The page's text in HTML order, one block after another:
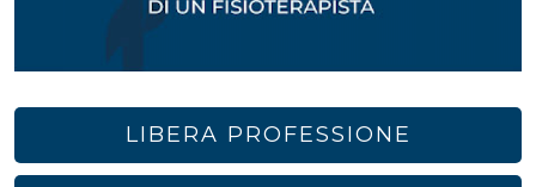
LIBERA PROFESSIONE